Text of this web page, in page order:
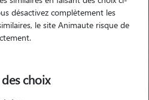
désactivez complètement les
le site Animaute risque de
choix